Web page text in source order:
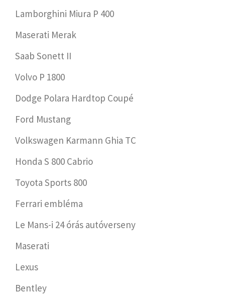
Lamborghini Miura P 400
Maserati Merak
Saab Sonett II
Volvo P 1800
Dodge Polara Hardtop Coupé
Ford Mustang
Volkswagen Karmann Ghia TC
Honda S 800 Cabrio
Toyota Sports 800
Ferrari embléma
Le Mans-i 24 órás autóverseny
Maserati
Lexus
Bentley